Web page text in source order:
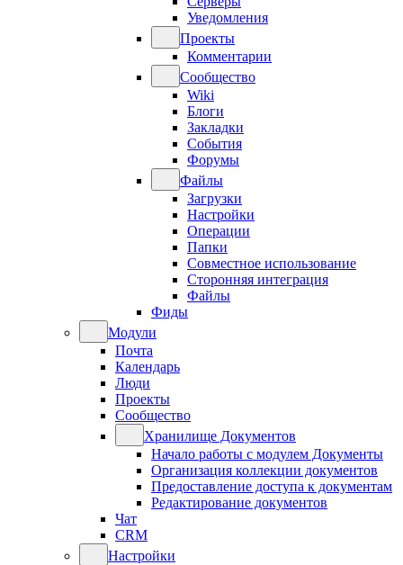
Уведомления
Проекты
Комментарии
Сообщество
Wiki
Блоги
Закладки
События
Форумы
Файлы
Загрузки
Настройки
Операции
Папки
Совместное использование
Сторонняя интеграция
Файлы
Фиды
Модули
Почта
Календарь
Люди
Проекты
Сообщество
Хранилище Документов
Начало работы с модулем Документы
Организация коллекции документов
Предоставление доступа к документам
Редактирование документов
Чат
CRM
Настройки